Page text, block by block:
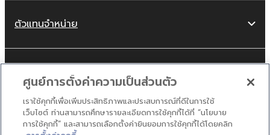
ตัวแทนจำหน่าย
เกี่ยวกับเรา
Thailand - Thai
ศูนย์การตั้งค่าความเป็นส่วนตัว
เราใช้คุกกี้เพื่อเพิ่มประสิทธิภาพและประสบการณ์ที่ดีในการใช้
เว็บไซต์ ท่านสามารถศึกษารายละเอียดการใช้คุกกี้ได้ที่ “นโยบาย
การใช้คุกกี้” และสามารถเลือกตั้งค่ายินยอมการใช้คุกกี้ได้โดยคลิก